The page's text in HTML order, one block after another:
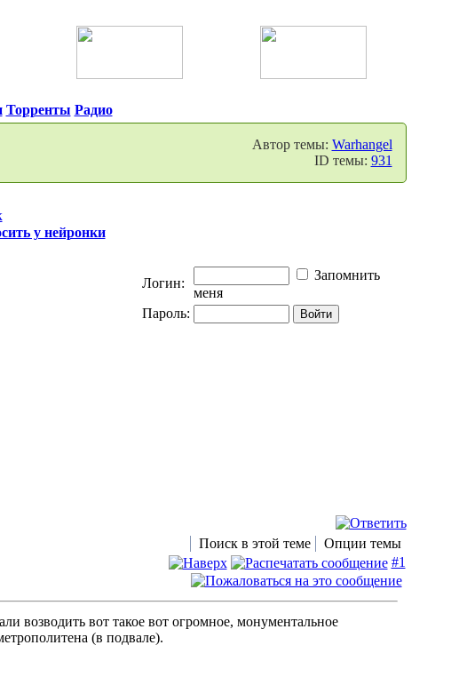
Торренты Радио
Автор темы: Warhangel
ID темы: 931
у нейронки
Логин:
Запомнить
меня
Пароль:
Поиск в этой теме Опции темы
#1
возводить вот такое вот огромное, монументальное
(в подвале).